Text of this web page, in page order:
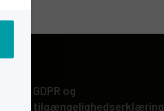
GDPR og
tilgængelighedserklæring